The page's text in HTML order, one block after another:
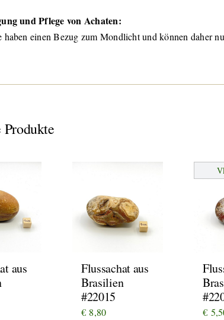
und Pflege von Achaten:
haben einen Bezug zum Mondlicht und können daher
aus
Flussachat aus
Brasilien
#22015
€ 8,80 €